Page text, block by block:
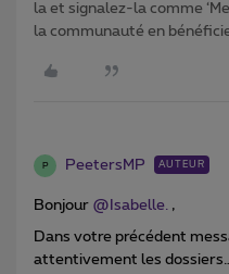
la et signalez-la comme
la communauté en
P PeetersMP AUTEUR
Bonjour ​ @Isabelle. ,
Dans votre précédent
attentivement les